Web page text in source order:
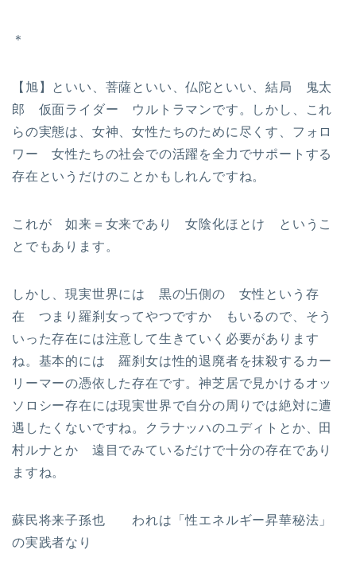
＊
【旭】といい、菩薩といい、仏陀といい、結局 鬼太
郎 仮面ライダー ウルトラマンです。しかし、これ
らの実態は、女神、女性たちのために尽くす、フォロ
ワー 女性たちの社会での活躍を全力でサポートする
存在というだけのことかもしれんですね。
これが 如来＝女来であり 女陰化ほとけ というこ
とでもあります。
しかし、現実世界には 黒の卐側の 女性という存
在 つまり羅刹女ってやつですか もいるので、そう
いった存在には注意して生きていく必要があります
ね。基本的には 羅刹女は性的退廃者を抹殺するカー
リーマーの憑依した存在です。神芝居で見かけるオッ
ソロシー存在には現実世界で自分の周りでは絶対に遭
遇したくないですね。クラナッハのユディトとか、田
村ルナとか 遠目でみているだけで十分の存在であり
ますね。
蘇民将来子孫也 われは「性エネルギー昇華秘法」
の実践者なり